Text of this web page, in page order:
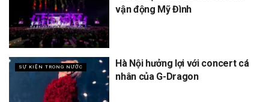
vận động Mỹ Đình
SỰ KIỆN TRONG NƯỚC
Hà Nội hưởng lợi với concert cá
nhân của G-Dragon